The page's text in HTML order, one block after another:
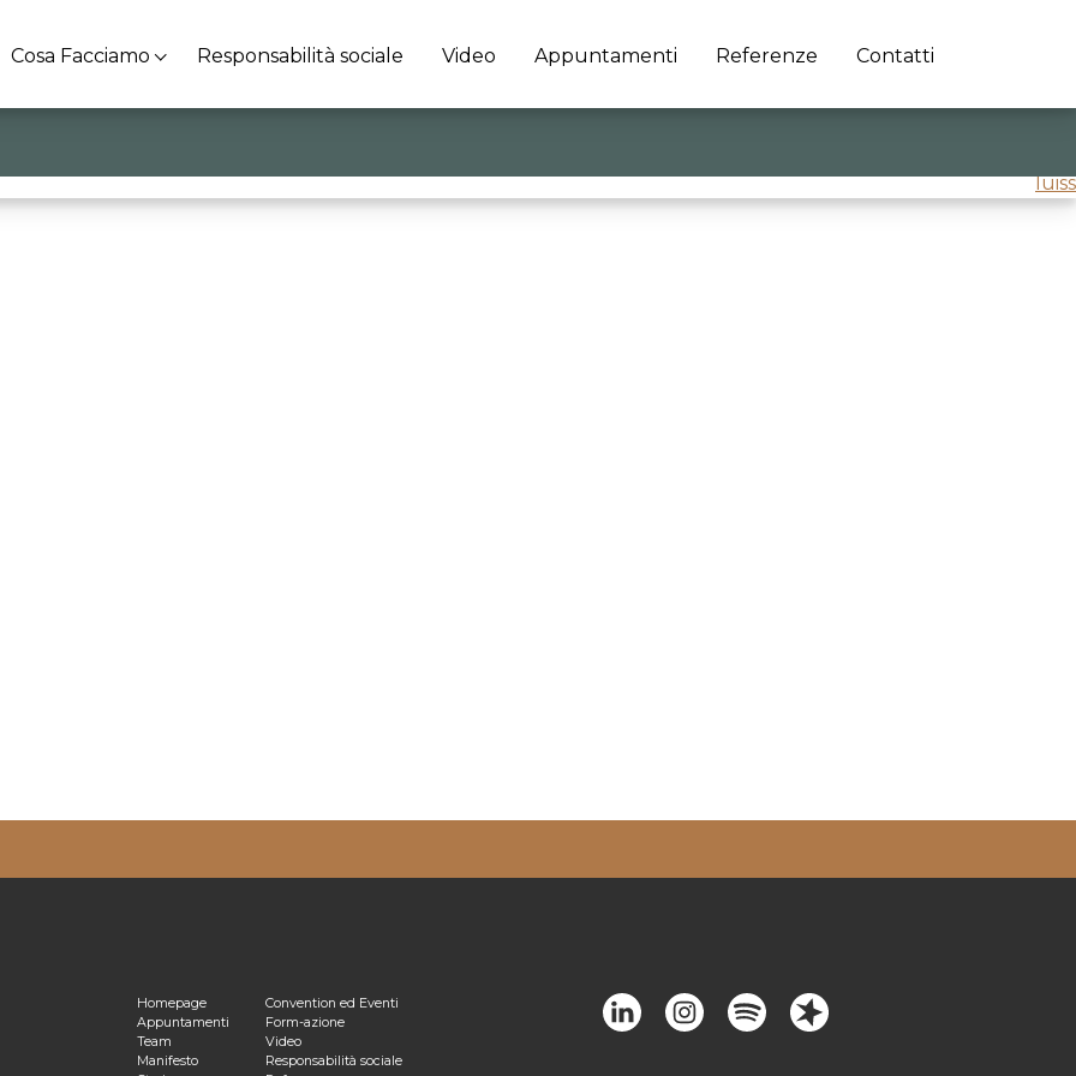
Cosa Facciamo Responsabilità sociale Video Appuntamenti Referenze Contatti
luiss
Privacy PolicyHomepage
Appuntamenti
Team
Manifesto
Convention ed Eventi
Form-azione
Video
Responsabilità sociale